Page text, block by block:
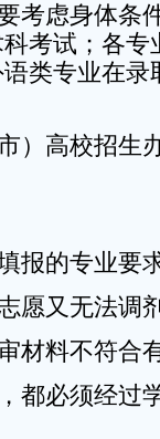
虑身体条
考试；各
类专业在
高校招生
的专业要
又无法调
料不符合
必须经过